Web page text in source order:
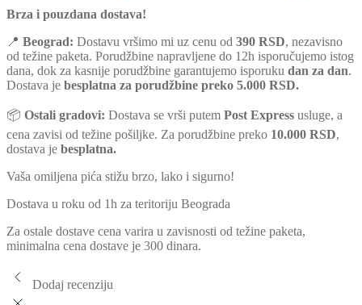
Brza i pouzdana dostava!
📍 Beograd: Dostavu vršimo mi uz cenu od 390 RSD, nezavisno
od težine paketa. Porudžbine napravljene do 12h isporučujemo istog
dana, dok za kasnije porudžbine garantujemo isporuku dan za dan.
Dostava je besplatna za porudžbine preko 5.000 RSD.
📦 Ostali gradovi: Dostava se vrši putem Post Express usluge, a
cena zavisi od težine pošiljke. Za porudžbine preko 10.000 RSD,
dostava je besplatna.
Vaša omiljena pića stižu brzo, lako i sigurno!
Dostava u roku od 1h za teritoriju Beograda
Za ostale dostave cena varira u zavisnosti od težine paketa,
minimalna cena dostave je 300 dinara.
Dodaj recenziju